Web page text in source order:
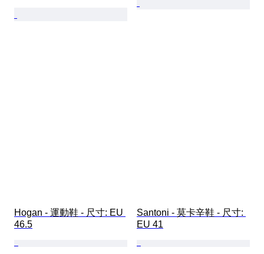
Hogan - 運動鞋 - 尺寸: EU
46.5
Santoni - 莫卡辛鞋 - 尺寸:
EU 41